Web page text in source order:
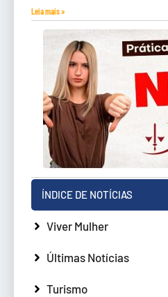
Leia mais »
ÍNDICE DE NOTÍCIAS
Viver Mulher
Últimas Notícias
Turismo